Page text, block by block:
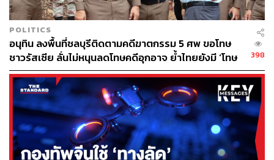
POLITICS
อนุทิน ลงพื้นที่ชลบุรีติดตามคดีฆาตกรรม 5 ศพ ขอโทษ
ชาวรัสเซีย ลั่นไม่หนุนลดโทษคดีอุกอาจ ย้ำไทยยังมี ‘โทษ
ประหาร’
398